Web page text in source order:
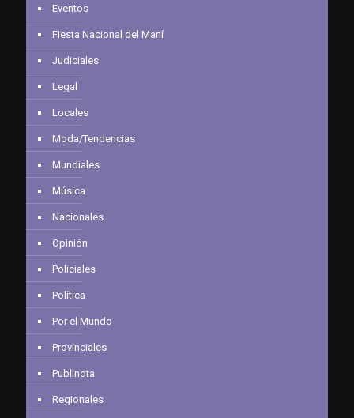
Eventos
Fiesta Nacional del Maní
Judiciales
Legal
Locales
Moda/Tendencias
Mundiales
Música
Nacionales
Opinión
Policiales
Política
Por el Mundo
Provinciales
Publinota
Regionales